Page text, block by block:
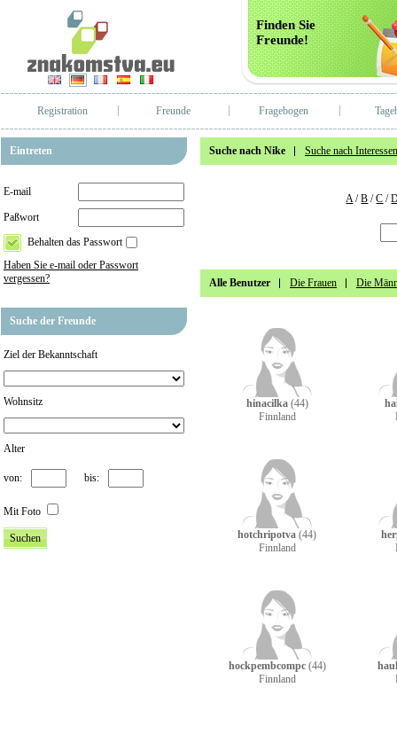
Finden Sie
Freunde!
Registration Freunde Fragebogen
Eintreten
E-mail
Paßwort
Behalten das Passwort
Haben Sie e-mail oder Passwort
vergessen?
Suche der Freunde
Ziel der Bekanntschaft
Wohnsitz
Alter
von: bis:
Mit Foto
Suche nach Nike Suche nach Interessen
A/B /C /
Alle Benutzer Die Frauen Die
hinacilka (44)
Finnland
hotchripotva (44)
Finnland
hockpembcompc (44)
Finnland